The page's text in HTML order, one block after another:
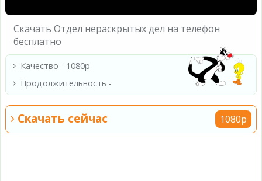
Скачать Отдел нераскрытых дел на телефон
бесплатно
Качество - 1080p
Продолжительность -
Скачать сейчас 1080p